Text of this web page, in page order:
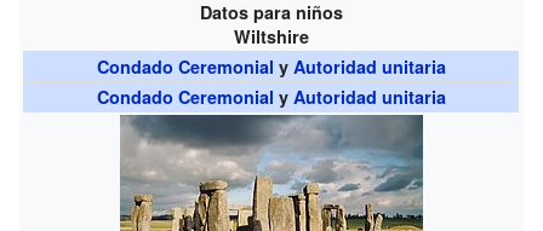
Datos para niños
Wiltshire
Condado Ceremonial y Autoridad unitaria
Condado Ceremonial y Autoridad unitaria